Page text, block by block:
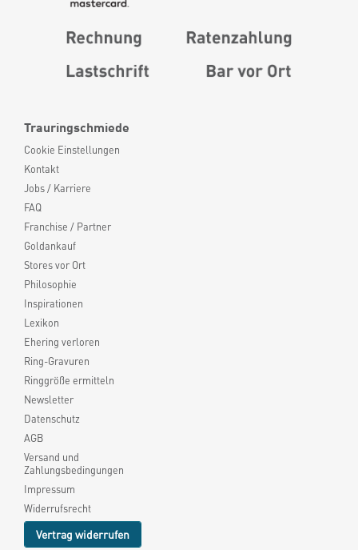
Trauringschmiede
Cookie Einstellungen
Kontakt
Jobs / Karriere
FAQ
Franchise / Partner
Goldankauf
Stores vor Ort
Philosophie
Inspirationen
Lexikon
Ehering verloren
Ring-Gravuren
Ringgröße ermitteln
Newsletter
Datenschutz
AGB
Versand und
Zahlungsbedingungen
Impressum
Widerrufsrecht
Vertrag widerrufen